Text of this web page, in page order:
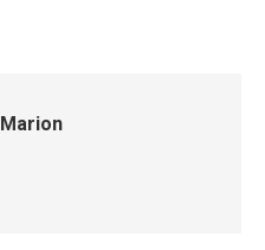
Marion